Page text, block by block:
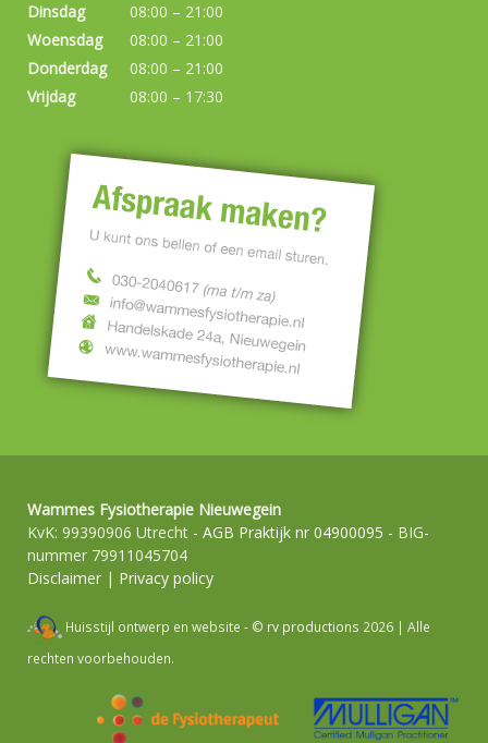
Dinsdag
08:00 – 21:00
Woensdag
08:00 – 21:00
Donderdag
08:00 – 21:00
Vrijdag
08:00 – 17:30
Wammes Fysiotherapie Nieuwegein
KvK: 99390906 Utrecht - AGB Praktijk nr 04900095 - BIG-
nummer 79911045704
Disclaimer | Privacy policy
Huisstijl ontwerp en website - © rv productions 2026 | Alle
rechten voorbehouden.